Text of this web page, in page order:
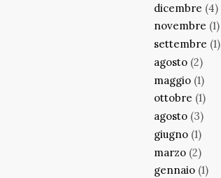
dicembre (4)
novembre (1)
settembre (1)
agosto (2)
maggio (1)
ottobre (1)
agosto (3)
giugno (1)
marzo (2)
gennaio (1)